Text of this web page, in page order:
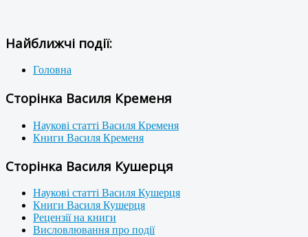
Найближчі події:
Головна
Сторінка Василя Кременя
Наукові статті Василя Кременя
Книги Василя Кременя
Сторінка Василя Кушерця
Наукові статті Василя Кушерця
Книги Василя Кушерця
Рецензії на книги
Висловлювання про події